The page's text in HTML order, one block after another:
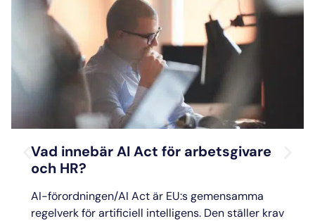
Vad innebär AI Act för arbetsgivare
och HR?
AI-förordningen/AI Act är EU:s gemensamma
regelverk för artificiell intelligens. Den ställer krav